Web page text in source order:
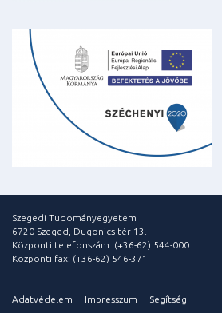
Szegedi Tudományegyetem
6720 Szeged, Dugonics tér 13.
Központi telefonszám: (+36-62) 544-000
Központi fax: (+36-62) 546-371
Adatvédelem Impresszum Segítség